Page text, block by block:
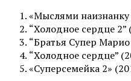
«Мыслями наизнанку
“Холодное сердце
“Братья Супер
“Холодное сердце”
«Суперсемейка 2»